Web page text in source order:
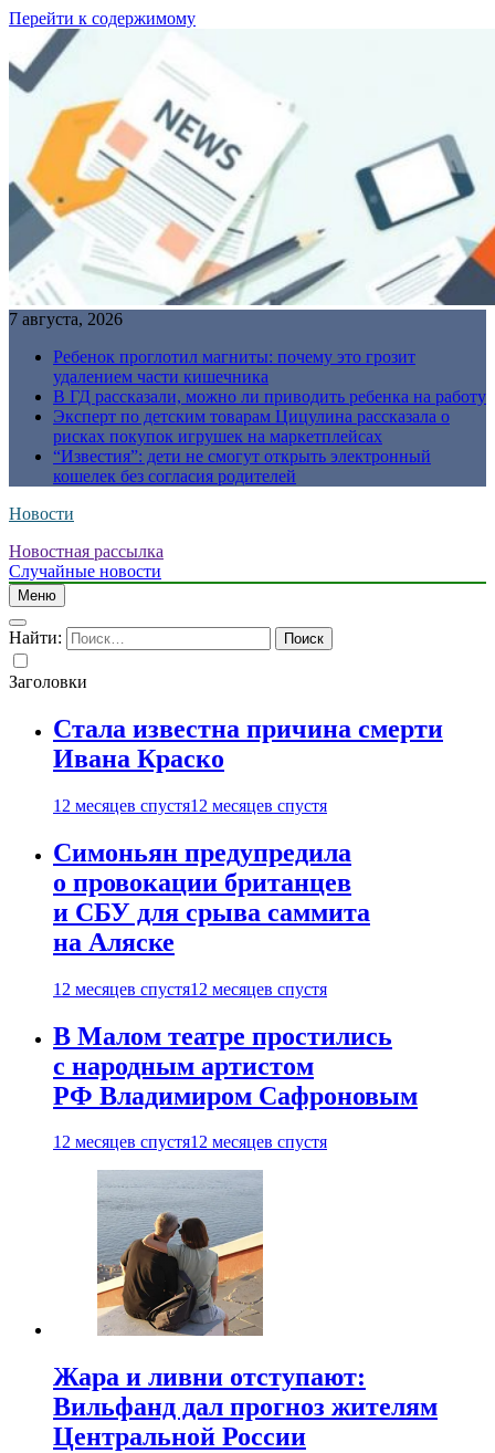
Перейти к содержимому
7 августа, 2026
Ребенок проглотил магниты: почему это грозит
удалением части кишечника
В ГД рассказали, можно ли приводить ребенка на работу
Эксперт по детским товарам Цицулина рассказала о
рисках покупок игрушек на маркетплейсах
“Известия”: дети не смогут открыть электронный
кошелек без согласия родителей
Новости
Новостная рассылка
Случайные новости
Меню
Найти:
Заголовки
Стала известна причина смерти
Ивана Краско
12 месяцев спустя12 месяцев спустя
Симоньян предупредила
о провокации британцев
и СБУ для срыва саммита
на Аляске
12 месяцев спустя12 месяцев спустя
В Малом театре простились
с народным артистом
РФ Владимиром Сафроновым
12 месяцев спустя12 месяцев спустя
Жара и ливни отступают:
Вильфанд дал прогноз жителям
Центральной России